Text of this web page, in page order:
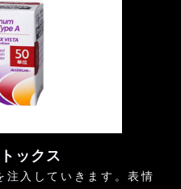
ックス
注入していきます。表情